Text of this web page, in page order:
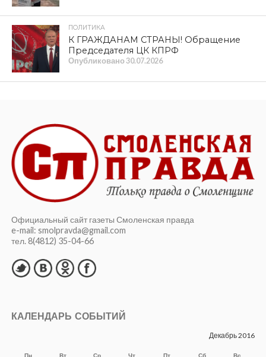
ПОЛИТИКА
К ГРАЖДАНАМ СТРАНЫ! Обращение
Председателя ЦК КПРФ
Опубликовано30.07.2026
Официальный сайт газеты Смоленская правда
e-mail: smolpravda@gmail.com
тел. 8(4812) 35-04-66
КАЛЕНДАРЬ СОБЫТИЙ
Декабрь 2016
Пн Вт Ср Чт Пт Сб Вс